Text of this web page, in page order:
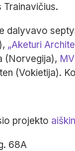
Trainavičius.
dalyvavo
„Aketuri
(Norvegija),
(Vokietija).
projekto